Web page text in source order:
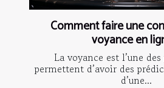
Comment faire une
voyance en
La voyance est l’une
permettent d’avoir des
d’une...